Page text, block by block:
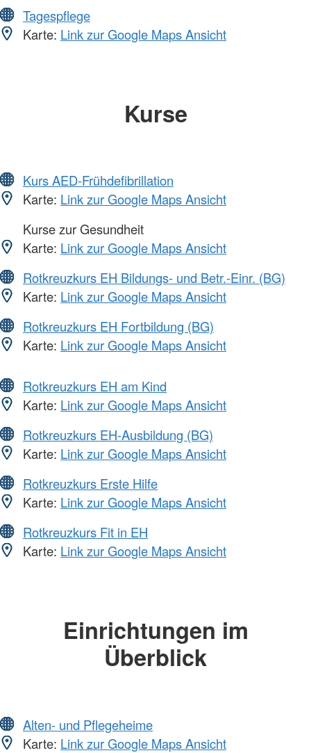
Tagespflege
Karte: Link zur Google Maps Ansicht
Kurse
Kurs AED-Frühdefibrillation
Karte: Link zur Google Maps Ansicht
Kurse zur Gesundheit
Karte: Link zur Google Maps Ansicht
Rotkreuzkurs EH Bildungs- und Betr.-Einr. (BG)
Karte: Link zur Google Maps Ansicht
Rotkreuzkurs EH Fortbildung (BG)
Karte: Link zur Google Maps Ansicht
Rotkreuzkurs EH am Kind
Karte: Link zur Google Maps Ansicht
Rotkreuzkurs EH-Ausbildung (BG)
Karte: Link zur Google Maps Ansicht
Rotkreuzkurs Erste Hilfe
Karte: Link zur Google Maps Ansicht
Rotkreuzkurs Fit in EH
Karte: Link zur Google Maps Ansicht
Einrichtungen im
Überblick
Alten- und Pflegeheime
Karte: Link zur Google Maps Ansicht